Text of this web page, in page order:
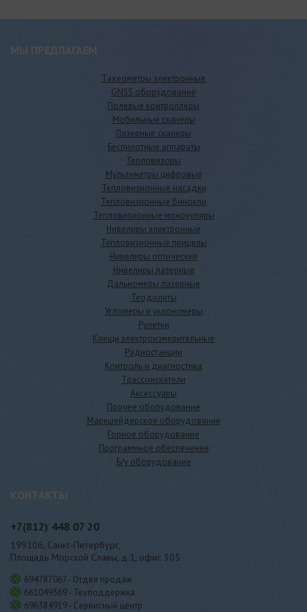
МЫ ПРЕДЛАГАЕМ
Тахеометры электронные
GNSS оборудование
Полевые контроллеры
Мобильные сканеры
Лазерные сканеры
Беспилотные аппараты
Тепловизоры
Мультиметры цифровые
Тепловизионные насадки
Тепловизионные бинокли
Тепловизионные монокуляры
Нивелиры электронные
Тепловизионные прицелы
Нивелиры оптические
Нивелиры лазерные
Дальномеры лазерные
Теодолиты
Угломеры и уклономеры
Рулетки
Клещи электроизмерительные
Радиостанции
Контроль и диагностика
Трассоискатели
Аксессуары
Прочее оборудование
Маркшейдерское оборудование
Горное оборудование
Программное обеспечение
Б/у оборудование
КОНТАКТЫ
+7(812) 448 07 20
199106, Санкт-Петербург,
Площадь Морской Славы, д.1, офис 305
694787067 - Отдел продаж
661049369 - Техподдержка
696384919 - Сервисный центр